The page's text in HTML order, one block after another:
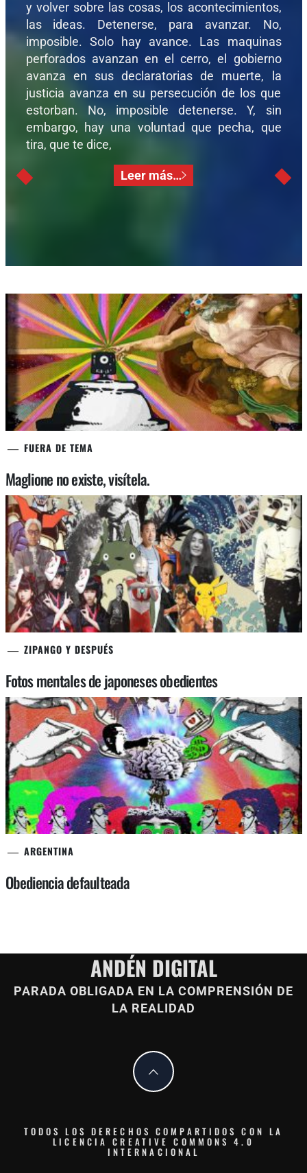
y volver sobre las cosas, los acontecimientos,
las ideas. Detenerse, para avanzar. No,
imposible. Solo hay avance. Las maquinas
perforados avanzan en el cerro, el gobierno
avanza en sus declaratorias de muerte, la
justicia avanza en su persecución de los que
estorban. No, imposible detenerse. Y, sin
embargo, hay una voluntad que pecha, que
tira, que te dice,
Leer más…
FUERA DE TEMA
Maglione no existe, visítela.
ZIPANGO Y DESPUÉS
Fotos mentales de japoneses obedientes
ARGENTINA
Obediencia defaulteada
ANDÉN DIGITAL
PARADA OBLIGADA EN LA COMPRENSIÓN DE
LA REALIDAD
TODOS LOS DERECHOS COMPARTIDOS CON LA
LICENCIA CREATIVE COMMONS 4.0
INTERNACIONAL